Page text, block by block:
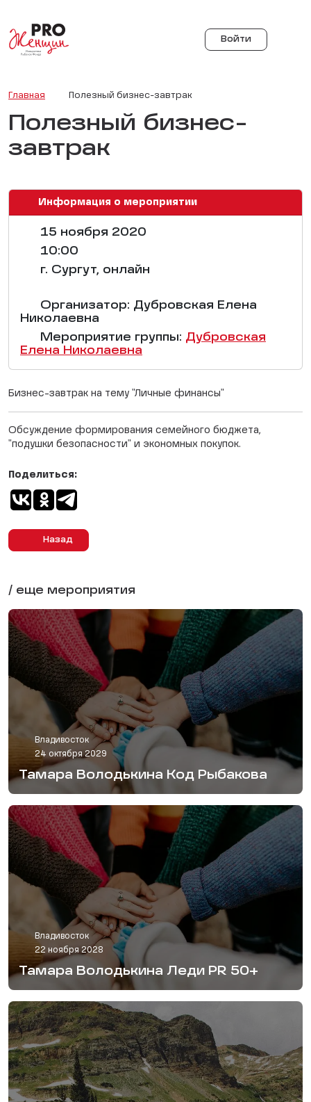
Войти
Главная Полезный бизнес-завтрак
Полезный бизнес-
завтрак
Информация о мероприятии
15 ноября 2020
10:00
г. Сургут, онлайн
Организатор: Дубровская Елена
Николаевна
Мероприятие группы: Дубровская
Елена Николаевна
Бизнес-завтрак на тему "Личные финансы"
Обсуждение формирования семейного бюджета,
"подушки безопасности" и экономных покупок.
Назад
Поделиться:
/ еще мероприятия
Владивосток
24 октября 2029
Тамара Володькина Код Рыбакова
Владивосток
22 ноября 2028
Тамара Володькина Леди PR 50+